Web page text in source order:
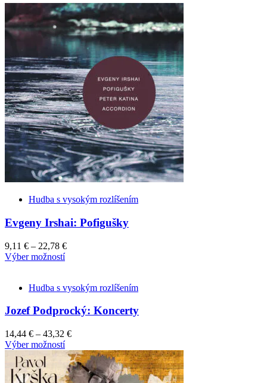
Hudba s vysokým rozlíšením
Evgeny Irshai: Pofigušky
9,11 € – 22,78 €
Výber možnostíThis
multiple
The
may
be
chosen
on
the
Hudba s vysokým rozlíšením
Jozef Podprocký: Koncerty
14,44 € – 43,32 €
Výber možnostíThis
product
has
multiple